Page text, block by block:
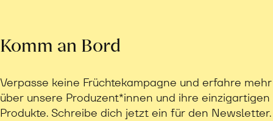
Komm an Bord
Verpasse keine Früchtekampagne und erfahre mehr
über unsere Produzent*innen und ihre einzigartigen
Produkte. Schreibe dich jetzt ein für den Newsletter.